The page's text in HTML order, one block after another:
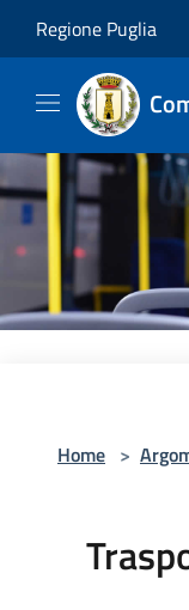
Regione Puglia
Home >